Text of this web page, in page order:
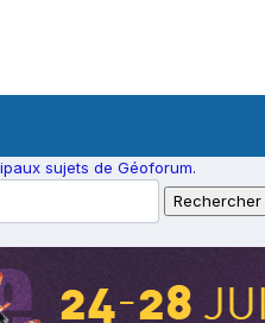
sujets de Géoforum.